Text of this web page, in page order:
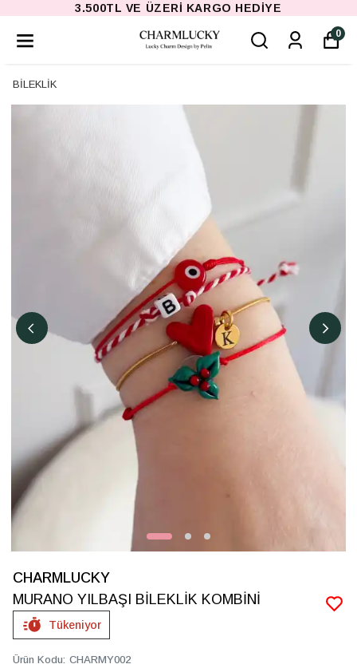
3.500TL VE ÜZERI KARGO HEDIYE
0
BİLEKLİK
CHARMLUCKY
MURANO YILBAŞI BİLEKLİK KOMBİNİ
Tükeniyor
Ürün Kodu: CHARMY002